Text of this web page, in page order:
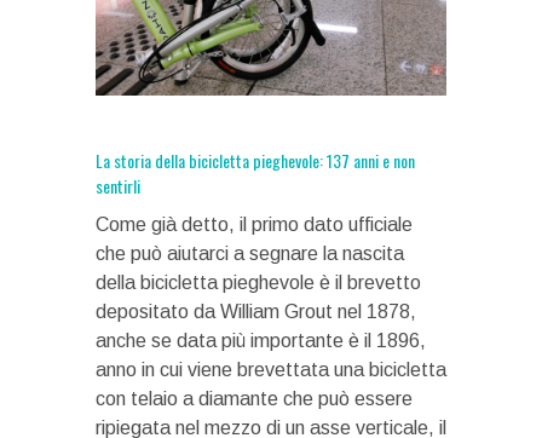
La storia della bicicletta pieghevole: 137 anni e non
sentirli
Come già detto, il primo dato ufficiale
che può aiutarci a segnare la nascita
della bicicletta pieghevole è il brevetto
depositato da William Grout nel 1878,
anche se data più importante è il 1896,
anno in cui viene brevettata una bicicletta
con telaio a diamante che può essere
ripiegata nel mezzo di un asse verticale, il